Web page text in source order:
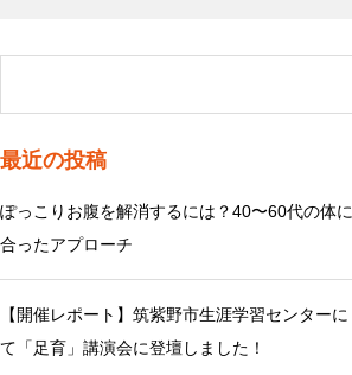
最近の投稿
ぽっこりお腹を解消するには？40〜60代の体に
合ったアプローチ
【開催レポート】筑紫野市生涯学習センターに
て「足育」講演会に登壇しました！